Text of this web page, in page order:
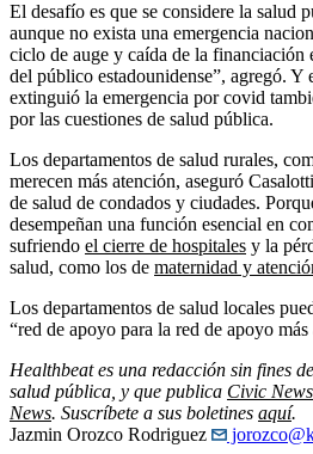
El desafío es que se considere la salud
aunque no exista una emergencia
ciclo de auge y caída de la financiación
del público estadounidense”, agregó. Y
extinguió la emergencia por covid
por las cuestiones de salud pública.
Los departamentos de salud rurales,
merecen más atención, aseguró
de salud de condados y ciudades.
desempeñan una función esencial en
sufriendo el cierre de hospitales y la
salud, como los de maternidad y
Los departamentos de salud locales
“red de apoyo para la red de apoyo
Healthbeat es una redacción sin fines
salud pública, y que publica Civic
News. Suscríbete a sus boletines aquí.
Jazmin Orozco Rodriguez